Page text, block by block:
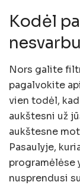
Kodėl
Nors galite
pagalvokite
vien todėl,
aukštesni už
aukštesne
Pasaulyje,
programėlėse
nusprendusi